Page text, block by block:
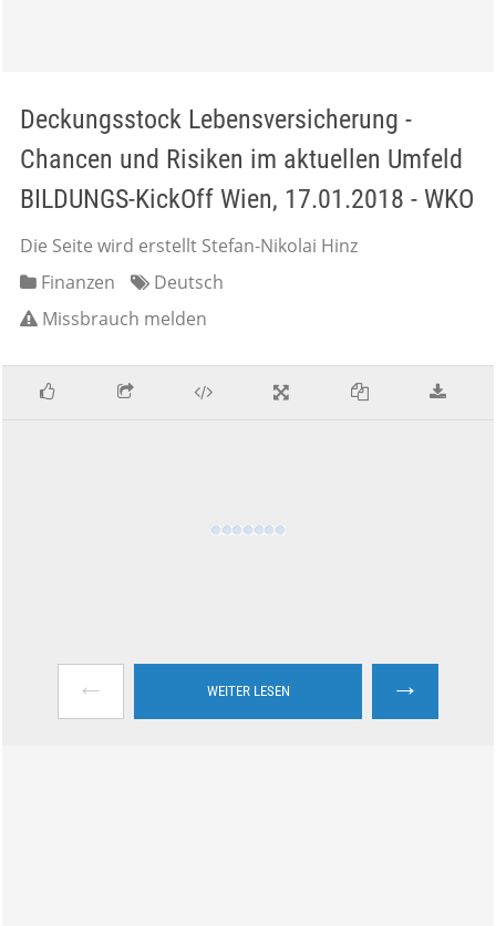
Deckungsstock Lebensversicherung -
Chancen und Risiken im aktuellen Umfeld
BILDUNGS-KickOff Wien, 17.01.2018 - WKO
Die Seite wird erstellt Stefan-Nikolai Hinz
Finanzen
Deutsch
Missbrauch melden
← WEITER LESEN →